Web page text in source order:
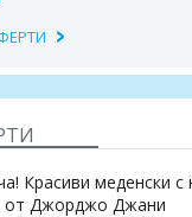
Красиви меденски с
от Джорджо Джани